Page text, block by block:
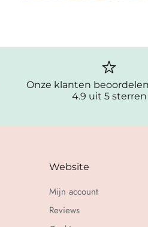
Onze klanten
4.9 uit 5 sterren
Website
Mijn account
Reviews